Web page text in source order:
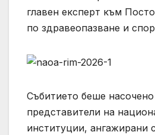
главен експерт към
по здравеопазване и
Събитието беше
представители на
институции, ангажирани